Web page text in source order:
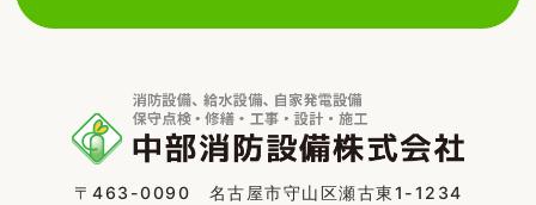
〒463-0090 名古屋市守山区瀬古東1-1234